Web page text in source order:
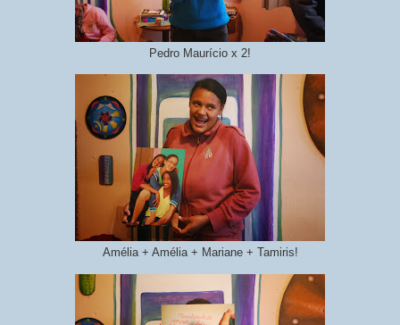
Pedro Maurício x 2!
Amélia + Amélia + Mariane + Tamiris!